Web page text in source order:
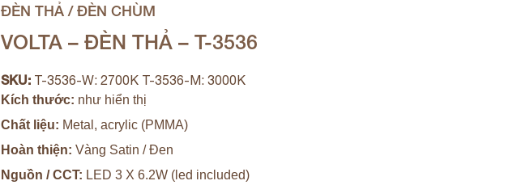
ĐÈN THẢ / ĐÈN CHÙM
VOLTA – ĐÈN THẢ – T-3536
SKU: T-3536-W: 2700K T-3536-M: 3000K
Kích thước: như hiển thị
Chất liệu: Metal, acrylic (PMMA)
Hoàn thiện: Vàng Satin / Đen
Nguồn / CCT: LED 3 X 6.2W (led included)